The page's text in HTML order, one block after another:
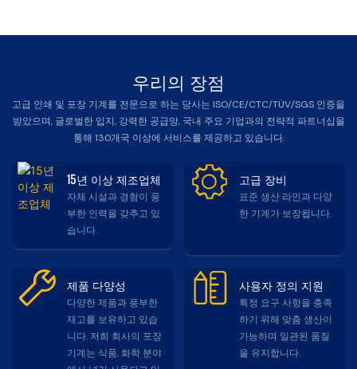
우리의 장점
고급 인쇄 및 포장 기계를 전문으로 하는 당사는 ISO/CE/CTC/TÜV/SGS 인증을
받았으며, 글로벌한 입지, 강력한 공급망, 국내 주요 기업과의 전략적 파트너십을
통해 130개국 이상에 서비스를 제공하고 있습니다.
15년 이상 제조업체
자체 시설과 경험이 풍
부한 인력을 갖추고 있
습니다.
고급 장비
표준 생산 라인과 다양
한 기계가 보장됩니다.
제품 다양성
다양한 제품과 풍부한
재고를 보유하고 있습
니다. 저희 회사의 포장
기계는 식품, 화학 분야
사용자 정의 지원
특정 요구 사항을 충족
하기 위해 맞춤 생산이
가능하며 일관된 품질
을 유지합니다.